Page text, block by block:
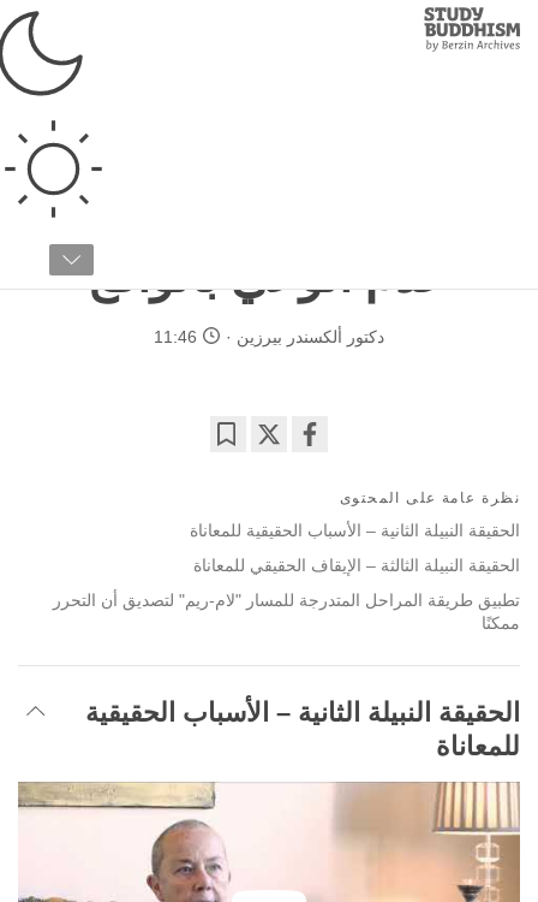
Study
Buddhism
عدم الوعي بالواقع
دكتور ألكسندر بيرزين 11:46
facebook
نظرة عامة على المحتوى
الحقيقة النبيلة الثانية – الأسباب الحقيقية للمعاناة
الحقيقة النبيلة الثالثة – الإيقاف الحقيقي للمعاناة
تطبيق طريقة المراحل المتدرجة للمسار "لام-ريم" لتصديق أن التحرر
ممكنًا
الحقيقة النبيلة الثانية – الأسباب الحقيقية
للمعاناة